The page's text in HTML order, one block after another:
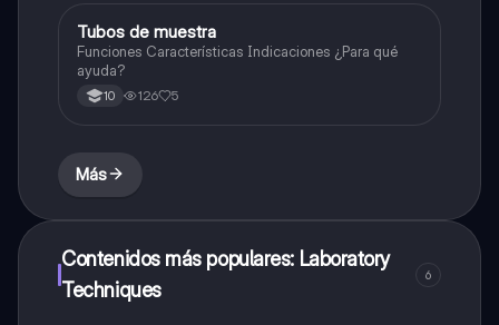
Química
Tubos de muestra
Funciones Características Indicaciones ¿Para qué
ayuda?
10 126 5
Más
Contenidos más populares: Laboratory
Techniques
6